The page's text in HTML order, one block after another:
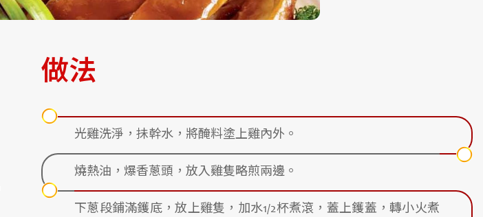
做法
光雞洗淨，抺幹水，將醃料塗上雞內外。
燒熱油，爆香蔥頭，放入雞隻略煎兩邊。
下蔥段鋪滿鑊底，放上雞隻，加水1/2杯煮滾，蓋上鑊蓋，轉小火煮